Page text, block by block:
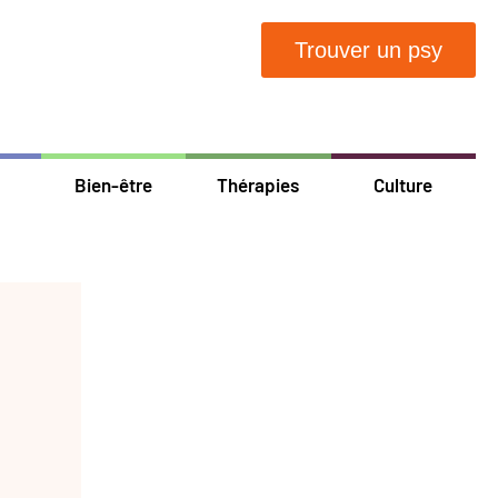
Trouver un psy
Bien-être Thérapies Culture